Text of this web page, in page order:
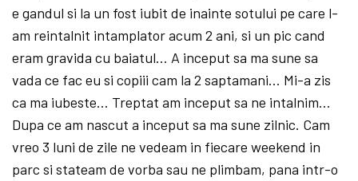
e gandul si la un fost iubit de inainte sotului pe care l-
am reintalnit intamplator acum 2 ani, si un pic cand
eram gravida cu baiatul… A inceput sa ma sune sa
vada ce fac eu si copiii cam la 2 saptamani… Mi-a zis
ca ma iubeste… Treptat am inceput sa ne intalnim…
Dupa ce am nascut a inceput sa ma sune zilnic. Cam
vreo 3 luni de zile ne vedeam in fiecare weekend in
parc si stateam de vorba sau ne plimbam, pana intr-o